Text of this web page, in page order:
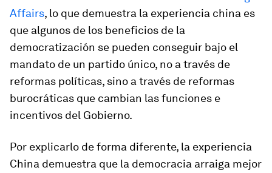
Affairs, lo que demuestra la experiencia china es
que algunos de los beneficios de la
democratización se pueden conseguir bajo el
mandato de un partido único, no a través de
reformas políticas, sino a través de reformas
burocráticas que cambian las funciones e
incentivos del Gobierno.
Por explicarlo de forma diferente, la experiencia
China demuestra que la democracia arraiga mejor